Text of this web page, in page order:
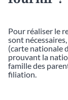
Pour réaliser le
sont
(carte nationale
prouvant la
famille des
filiation.